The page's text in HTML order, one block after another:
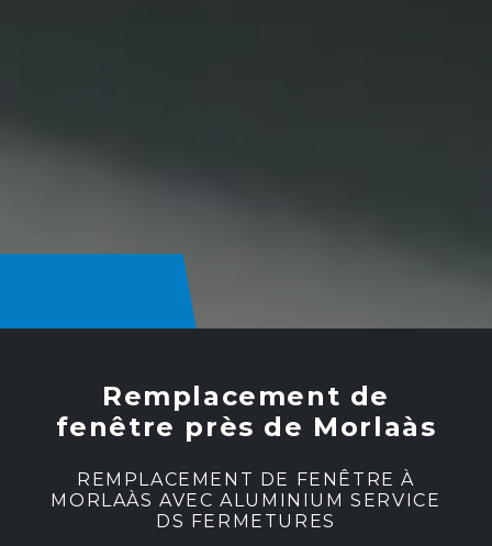
Remplacement de
fenêtre près de Morlaàs
REMPLACEMENT DE FENÊTRE À
MORLAÀS AVEC ALUMINIUM SERVICE
DS FERMETURES